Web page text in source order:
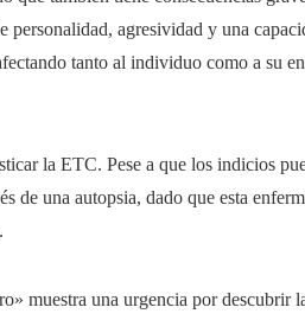
agresividad y una
tanto al individuo como a su
la ETC. Pese a que los indicios
de una autopsia, dado que esta
muestra una urgencia por descubrir